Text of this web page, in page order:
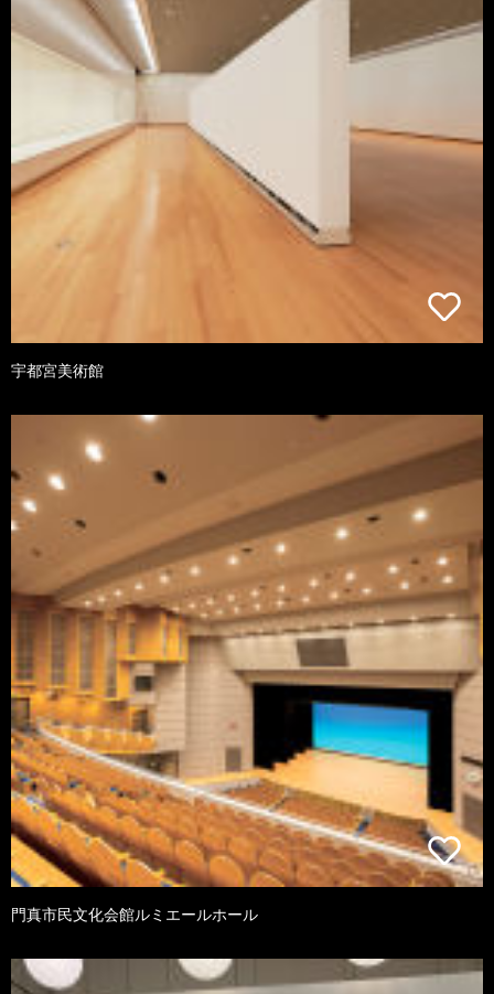
宇都宮美術館
門真市民文化会館ルミエールホール